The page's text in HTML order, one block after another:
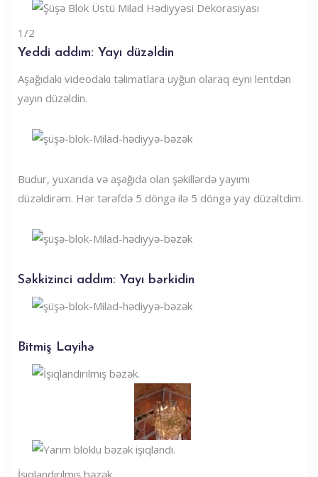
1/2
Yeddi addım: Yayı düzəldin
Aşağıdakı videodakı təlimatlara uyğun olaraq eyni lentdən
yayın düzəldin.
Budur, yuxarıda və aşağıda olan şəkillərdə yayımı
düzəldirəm. Hər tərəfdə 5 döngə ilə 5 döngə yay düzəltdim.
Səkkizinci addım: Yayı bərkidin
Bitmiş Layihə
İşıqlandırılmış bəzək.